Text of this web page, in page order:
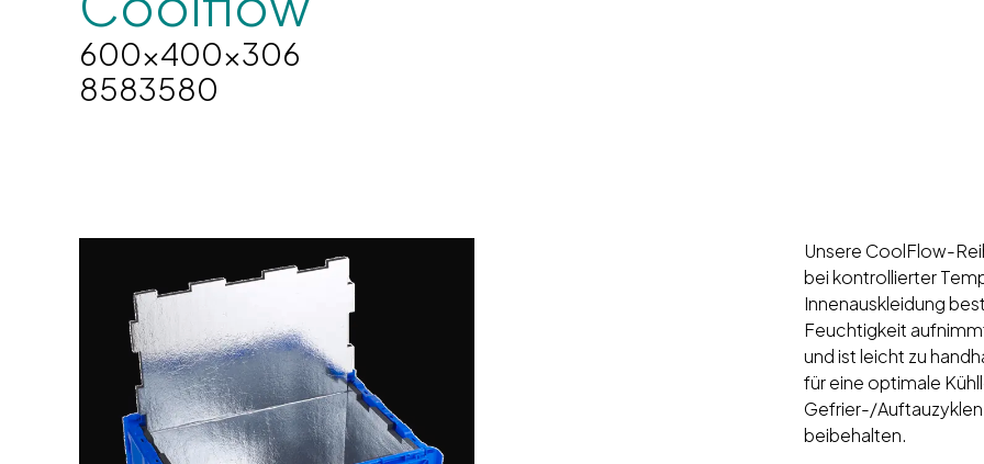
600x400x306
8583580
Unsere CoolFlow-
bei kontrollierter
Innenauskleidung
Feuchtigkeit
und ist leicht zu
für eine optimale
Gefrier-/Auftauzyklen
beibehalten.